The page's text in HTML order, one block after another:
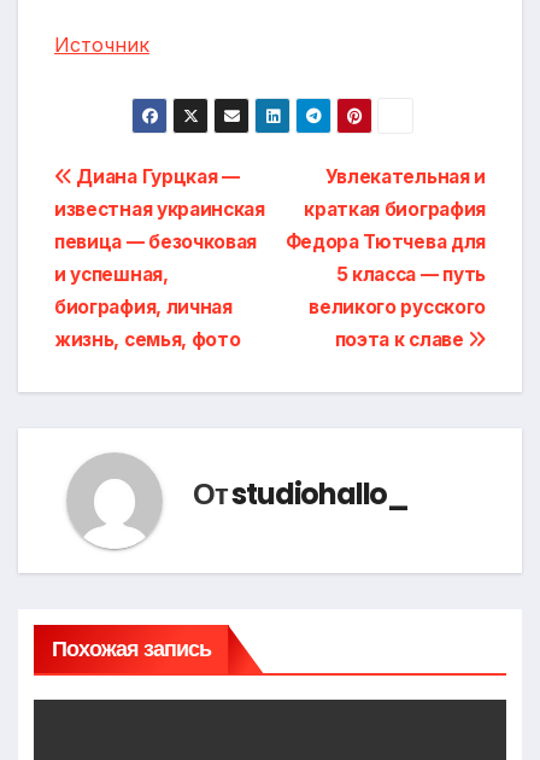
Источник
Навигация
по
записям
Увлекательная и
краткая биография
Федора Тютчева для
5 класса — путь
великого русского
поэта к славе
Диана Гурцкая —
известная украинская
певица — безочковая
и успешная,
биография, личная
жизнь, семья, фото
Отstudiohallo_
Похожая запись